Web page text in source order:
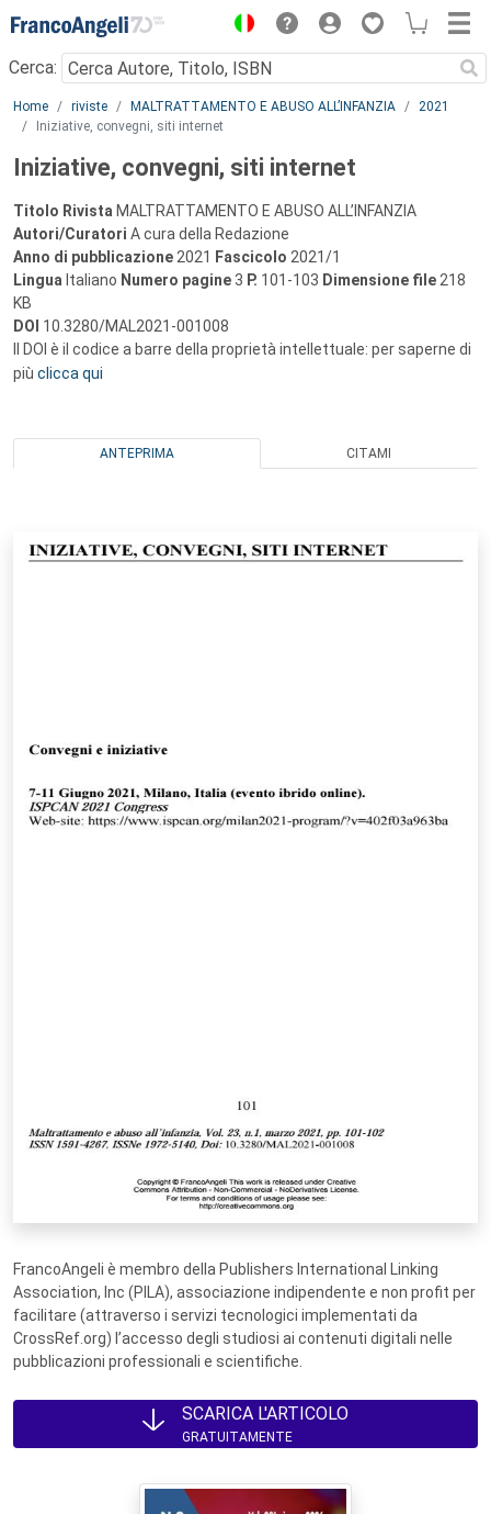
Menu
Cerca:
Main content
Home riviste MALTRATTAMENTO E ABUSO ALL’INFANZIA
2021
Iniziative, convegni, siti internet
Iniziative, convegni, siti internet
Titolo Rivista MALTRATTAMENTO E ABUSO ALL’INFANZIA
Autori/Curatori A cura della Redazione
Anno di pubblicazione 2021 Fascicolo 2021/1
Lingua Italiano Numero pagine 3 P. 101-103 Dimensione file 218
KB
DOI 10.3280/MAL2021-001008
Il DOI è il codice a barre della proprietà intellettuale: per saperne di
più clicca qui
ANTEPRIMA CITAMI
FrancoAngeli è membro della Publishers International Linking
Association, Inc (PILA), associazione indipendente e non profit per
facilitare (attraverso i servizi tecnologici implementati da
CrossRef.org) l’accesso degli studiosi ai contenuti digitali nelle
pubblicazioni professionali e scientifiche.
SCARICA L'ARTICOLO
GRATUITAMENTE